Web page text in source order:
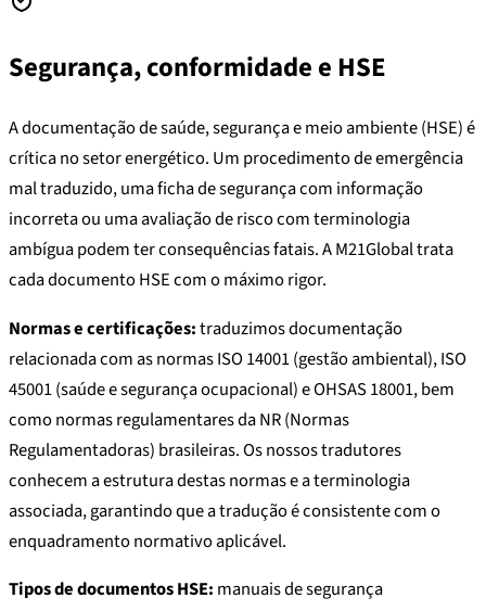
Segurança, conformidade e HSE
A documentação de saúde, segurança e meio ambiente (HSE) é
crítica no setor energético. Um procedimento de emergência
mal traduzido, uma ficha de segurança com informação
incorreta ou uma avaliação de risco com terminologia
ambígua podem ter consequências fatais. A M21Global trata
cada documento HSE com o máximo rigor.
Normas e certificações:traduzimos documentação
relacionada com as normas ISO 14001 (gestão ambiental), ISO
45001 (saúde e segurança ocupacional) e OHSAS 18001, bem
como normas regulamentares da NR (Normas
Regulamentadoras) brasileiras. Os nossos tradutores
conhecem a estrutura destas normas e a terminologia
associada, garantindo que a tradução é consistente com o
enquadramento normativo aplicável.
Tipos de documentos HSE: manuais de segurança